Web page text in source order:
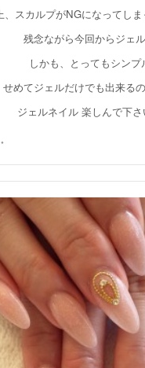
残念ながら今回からジェ
しかも、とってもシン
せめてジェルだけでも出来る
ジェルネイル 楽しんで下さ
•